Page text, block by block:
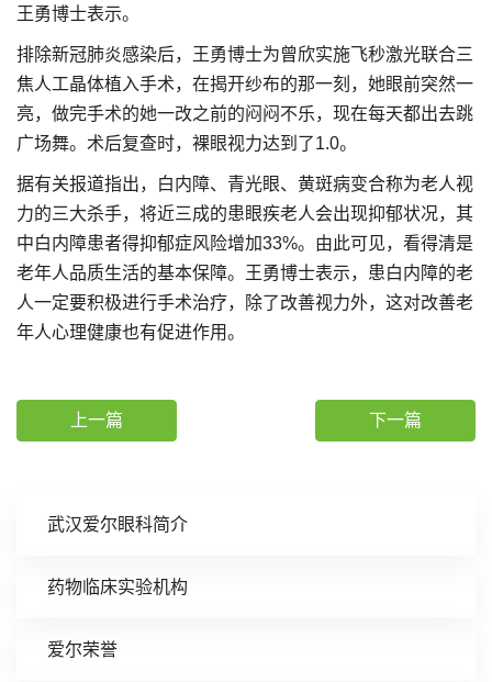
武汉爱尔眼科简介
药物临床实验机构
爱尔荣誉
王勇博士表示。
排除新冠肺炎感染后，王勇博士为曾欣实施飞秒激光联合三
焦人工晶体植入手术，在揭开纱布的那一刻，她眼前突然一
亮，做完手术的她一改之前的闷闷不乐，现在每天都出去跳
广场舞。术后复查时，裸眼视力达到了1.0。
据有关报道指出，白内障、青光眼、黄斑病变合称为老人视
力的三大杀手，将近三成的患眼疾老人会出现抑郁状况，其
中白内障患者得抑郁症风险增加33%。由此可见，看得清是
老年人品质生活的基本保障。王勇博士表示，患白内障的老
人一定要积极进行手术治疗，除了改善视力外，这对改善老
年人心理健康也有促进作用。
上一篇 下一篇